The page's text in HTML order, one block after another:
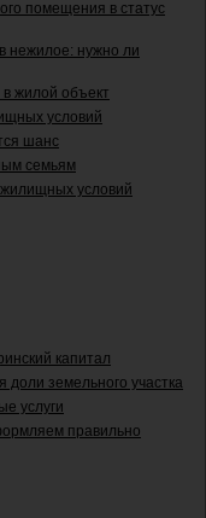
помещения в статус
нежилое: нужно ли
жилой объект
условий
шанс
семьям
условий
капитал
доли земельного участка
услуги
правильно